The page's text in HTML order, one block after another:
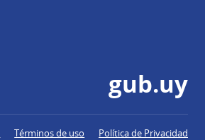
gub.uy
Términos de uso Política de Privacidad